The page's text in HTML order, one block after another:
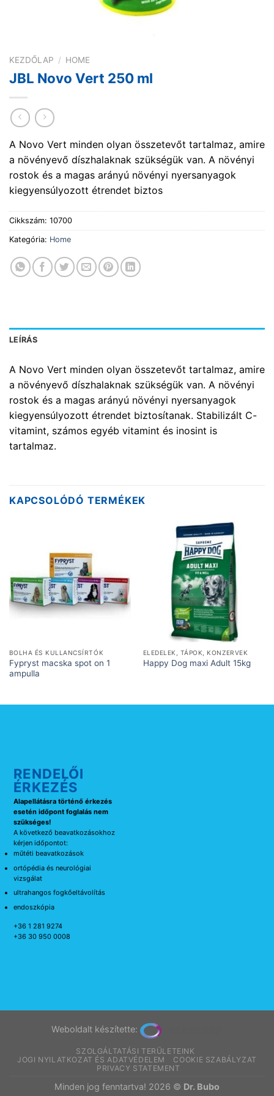
KEZDŐLAP / HOME
JBL Novo Vert 250 ml
A Novo Vert minden olyan összetevőt tartalmaz, amire
a növényevő díszhalaknak szükségük van. A növényi
rostok és a magas arányú növényi nyersanyagok
kiegyensúlyozott étrendet biztos
Cikkszám: 10700
Kategória: Home
LEÍRÁS
A Novo Vert minden olyan összetevőt tartalmaz, amire
a növényevő díszhalaknak szükségük van. A növényi
rostok és a magas arányú növényi nyersanyagok
kiegyensúlyozott étrendet biztosítanak. Stabilizált C-
vitamint, számos egyéb vitamint és inosint is
tartalmaz.
KAPCSOLÓDÓ TERMÉKEK
BOLHA ÉS KULLANCSÍRTÓK
Fypryst macska spot on 1
ampulla
ELEDELEK, TÁPOK, KONZERVEK
Happy Dog maxi Adult 15kg
RENDELŐI
ÉRKEZÉS
Alapellátásra történő érkezés
esetén időpont foglalás nem
szükséges!
A következő beavatkozásokhoz
kérjen időpontot:
műtéti beavatkozások
ortópédia és neurológiai
vizsgálat
ultrahangos fogkőeltávolítás
endoszkópia
+36 1 281 9274
+36 30 950 0008
Weboldalt készítette:
SZOLGÁLTATÁSI TERÜLETEINK
JOGI NYILATKOZAT ÉS ADATVÉDELEM
COOKIE SZABÁLYZAT
PRIVACY STATEMENT
Minden jog fenntartva! 2026 © Dr. Bubo